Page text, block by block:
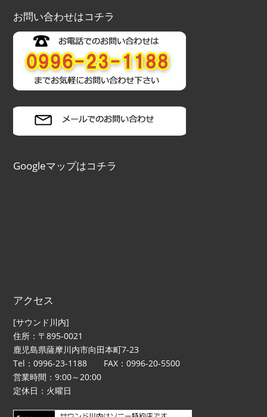
お問い合わせはコチラ
Googleマップはコチラ
アクセス
[サウンド川内]
住所：〒895-0021
鹿児島県薩摩川内市向田本町7-23
Tel：0996-23-1188 FAX：0996-20-5500
営業時間：9:00～20:00
定休日：火曜日